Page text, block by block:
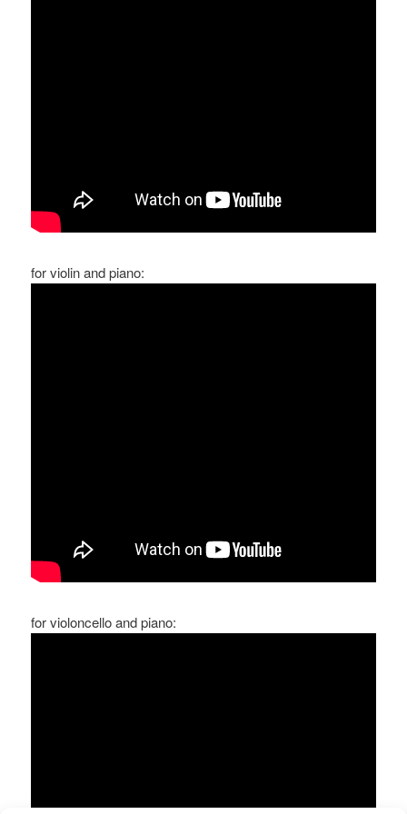
for violin and piano:
for violoncello and piano: